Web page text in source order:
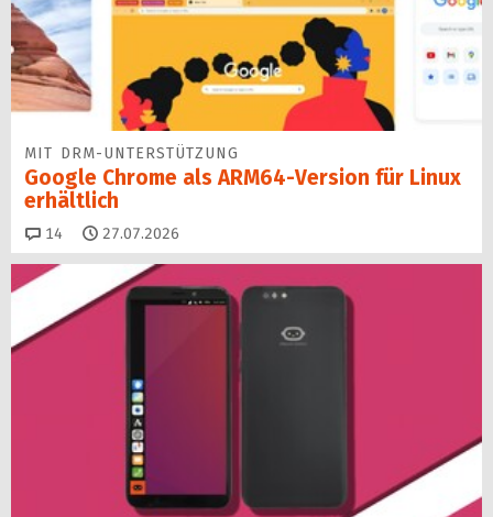
MIT DRM-UNTERSTÜTZUNG
Google Chrome als ARM64-Version für Linux
erhältlich
14 Kommentare
27.07.2026